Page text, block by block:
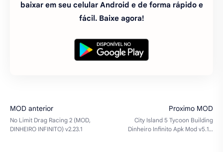
baixar em seu celular Android e de forma rápido e
fácil. Baixe agora!